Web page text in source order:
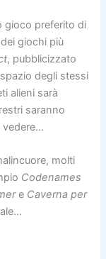
gioco preferito di
giochi più
, pubblicizzato
degli stessi
alieni sarà
saranno
vedere…
molti
Codenames
e Caverna per